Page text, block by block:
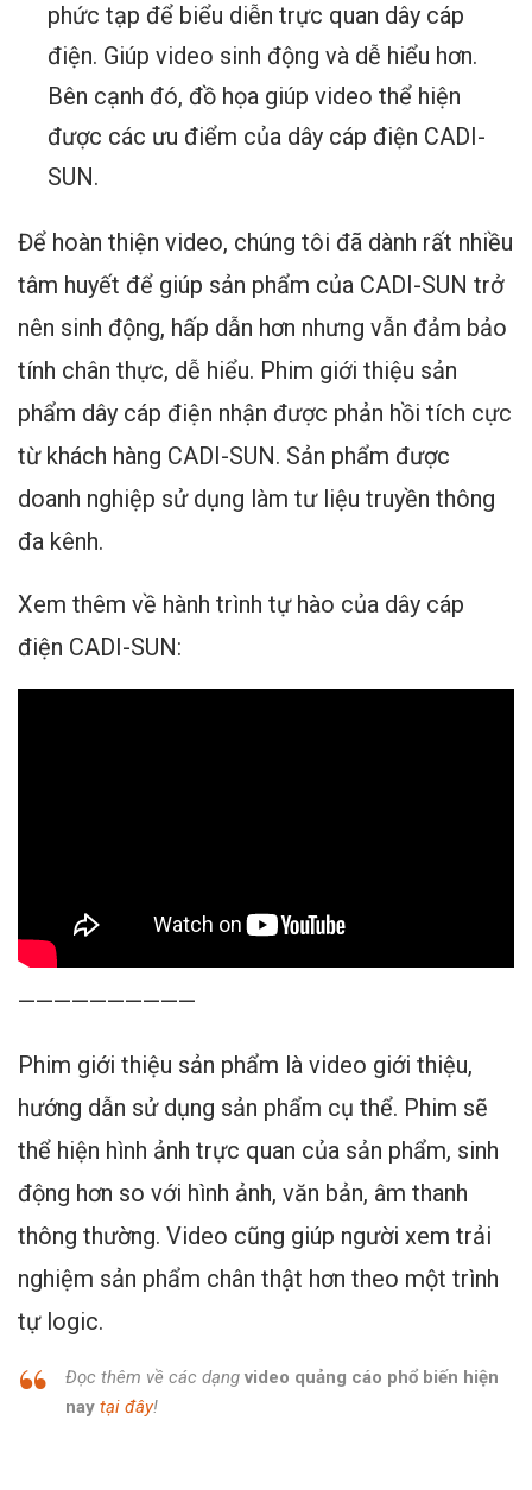
phức tạp để biểu diễn trực quan dây cáp
điện. Giúp video sinh động và dễ hiểu hơn.
Bên cạnh đó, đồ họa giúp video thể hiện
được các ưu điểm của dây cáp điện CADI-
SUN.
Để hoàn thiện video, chúng tôi đã dành rất nhiều
tâm huyết để giúp sản phẩm của CADI-SUN trở
nên sinh động, hấp dẫn hơn nhưng vẫn đảm bảo
tính chân thực, dễ hiểu. Phim giới thiệu sản
phẩm dây cáp điện nhận được phản hồi tích cực
từ khách hàng CADI-SUN. Sản phẩm được
doanh nghiệp sử dụng làm tư liệu truyền thông
đa kênh.
Xem thêm về hành trình tự hào của dây cáp
điện CADI-SUN:
——————————
Phim giới thiệu sản phẩm là video giới thiệu,
hướng dẫn sử dụng sản phẩm cụ thể. Phim sẽ
thể hiện hình ảnh trực quan của sản phẩm, sinh
động hơn so với hình ảnh, văn bản, âm thanh
thông thường. Video cũng giúp người xem trải
nghiệm sản phẩm chân thật hơn theo một trình
tự logic.
Đọc thêm về các dạng video quảng cáo phổ biến hiện
nay tại đây!